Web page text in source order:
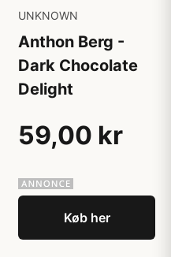
UNKNOWN
Anthon Berg -
Dark Chocolate
Delight
59,00 kr
Køb her